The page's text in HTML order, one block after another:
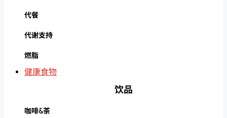
代餐
代谢支持
燃脂
健康食物
饮品
咖啡&茶